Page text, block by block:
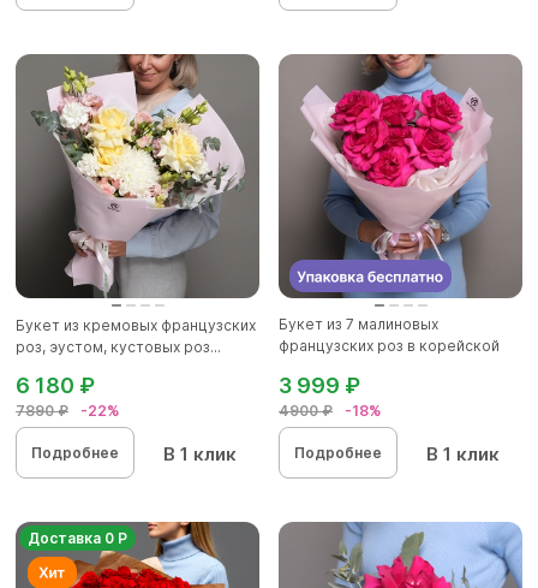
Букет из кремовых французских
роз, эустом, кустовых роз...
7890 ₽ -22%
6 180 ₽
Подробнее В 1 клик
Букет из 7 малиновых
французских роз в корейской
4900 ₽ -18%
3 999 ₽
Подробнее В 1 клик
Доставка 0 Р